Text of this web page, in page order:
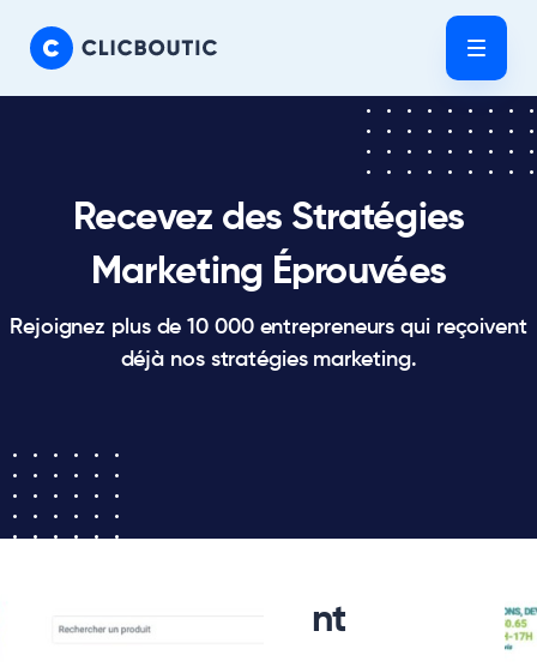
links
primary
navigation
Recevez des Stratégies
Marketing Éprouvées
Rejoignez plus de 10 000 entrepreneurs qui reçoivent
déjà nos stratégies marketing.
nt